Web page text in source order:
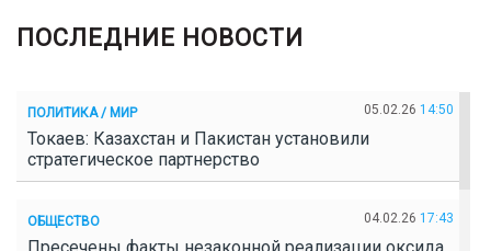
ПОСЛЕДНИЕ НОВОСТИ
ПОЛИТИКА / МИР 05.02.26 14:50
Токаев: Казахстан и Пакистан установили
стратегическое партнерство
ОБЩЕСТВО 04.02.26 17:43